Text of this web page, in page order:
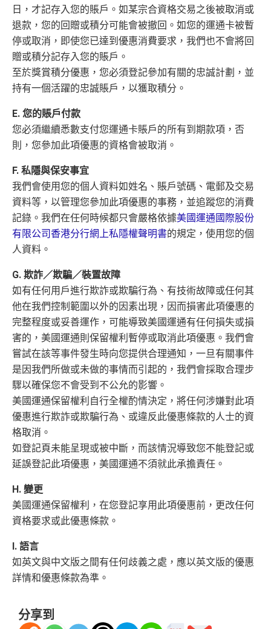
日，才記存入您的賬戶。如某宗合資格交易之後被取消或
退款，您的回贈或積分可能會被撤回。如您的運通卡被暫
停或取消，即使您已達到優惠消費要求，我們也不會將回
贈或積分記存入您的賬戶。
至於獎賞積分優惠，您必須登記參加有關的忠誠計劃，並
持有一個活躍的忠誠賬戶，以獲取積分。
E. 您的賬戶付款
您必須繼續悉數支付您運通卡賬戶的所有到期款項，否
則，您參加此項優惠的資格會被取消。
F. 私隱與保安事宜
我們會使用您的個人資料如姓名、賬戶號碼、電郵及交易
資料等，以管理您參加此項優惠的事務，並追蹤您的消費
記錄。我們在任何時候都只會嚴格依據美國運通國際股份
有限公司香港分行網上私隱權聲明書的規定，使用您的個
人資料。
G. 欺詐／欺騙／裝置故障
如有任何用戶進行欺詐或欺騙行為、有技術故障或任何其
他在我們控制範圍以外的因素出現，因而損害此項優惠的
完整程度或妥善運作，可能導致美國運通有任何損失或損
害的，美國運通則保留權利暫停或取消此項優惠。我們會
嘗試在該等事件發生時向您提供合理通知，一旦有關事件
是因我們所做或未做的事情而引起的，我們會採取合理步
驟以確保您不會受到不公允的影響。
美國運通保留權利自行全權酌情決定，將任何涉嫌對此項
優惠進行欺詐或欺騙行為、或違反此優惠條款的人士的資
格取消。
如登記頁未能呈現或被中斷，而該情況導致您不能登記或
延誤登記此項優惠，美國運通不須就此承擔責任。
H. 變更
美國運通保留權利，在您登記享用此項優惠前，更改任何
資格要求或此優惠條款。
I. 語言
如英文與中文版之間有任何歧義之處，應以英文版的優惠
詳情和優惠條款為準。
分享到